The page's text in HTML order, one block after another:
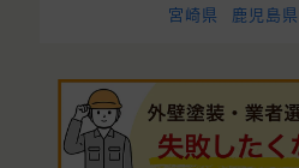
宮崎県
鹿児島県